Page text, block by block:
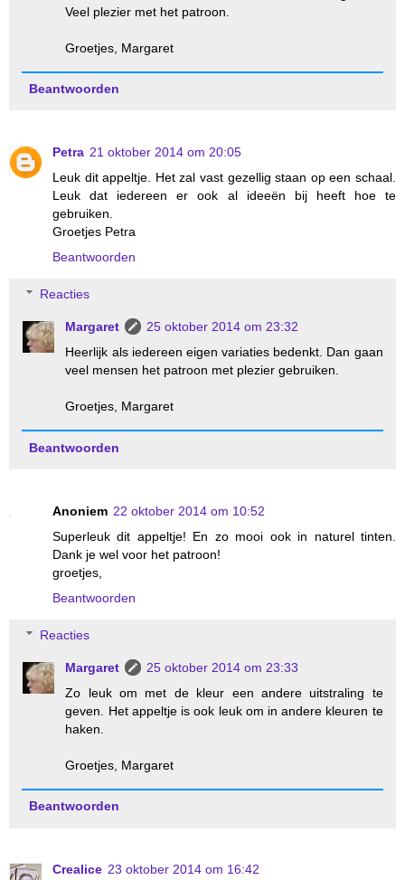
Veel plezier met het patroon.
Groetjes, Margaret
Beantwoorden
Petra 21 oktober 2014 om 20:05
Leuk dit appeltje. Het zal vast gezellig staan op een schaal.
Leuk dat iedereen er ook al ideeën bij heeft hoe te
gebruiken.
Groetjes Petra
Beantwoorden
Reacties
Margaret
25 oktober 2014 om 23:32
Heerlijk als iedereen eigen variaties bedenkt. Dan gaan
veel mensen het patroon met plezier gebruiken.
Groetjes, Margaret
Beantwoorden
Anoniem 22 oktober 2014 om 10:52
Superleuk dit appeltje! En zo mooi ook in naturel tinten.
Dank je wel voor het patroon!
groetjes,
Beantwoorden
Reacties
Margaret
25 oktober 2014 om 23:33
Zo leuk om met de kleur een andere uitstraling te
geven. Het appeltje is ook leuk om in andere kleuren te
haken.
Groetjes, Margaret
Beantwoorden
Crealice 23 oktober 2014 om 16:42